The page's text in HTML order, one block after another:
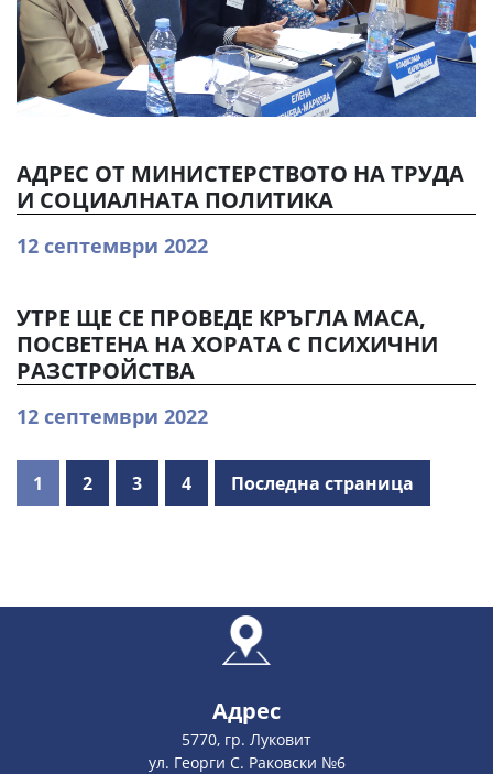
АДРЕС ОТ МИНИСТЕРСТВОТО НА ТРУДА
И СОЦИАЛНАТА ПОЛИТИКА
12 септември 2022
УТРЕ ЩЕ СЕ ПРОВЕДЕ КРЪГЛА МАСА,
ПОСВЕТЕНА НА ХОРАТА С ПСИХИЧНИ
РАЗСТРОЙСТВА
12 септември 2022
1 2 3 4 Последна страница
Адрес
5770, гр. Луковит
ул. Георги С. Раковски №6